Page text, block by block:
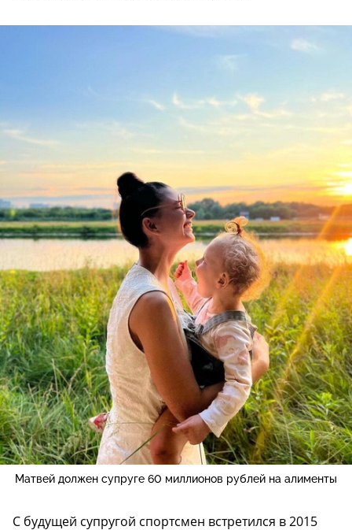
Матвей должен супруге 60 миллионов рублей на алименты
С будущей супругой спортсмен встретился в 2015